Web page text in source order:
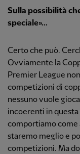
Sulla possibilità
speciale»...
Certo che può.
Ovviamente la
Premier League
competizioni di
nessuno vuole
incoerenti in
comportiamo come
staremo meglio e
competizioni. Ma